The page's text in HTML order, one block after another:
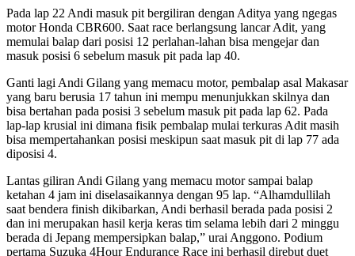
Pada lap 22 Andi masuk pit bergiliran dengan Aditya yang ngegas
motor Honda CBR600. Saat race berlangsung lancar Adit, yang
memulai balap dari posisi 12 perlahan-lahan bisa mengejar dan
masuk posisi 6 sebelum masuk pit pada lap 40.
Ganti lagi Andi Gilang yang memacu motor, pembalap asal Makasar
yang baru berusia 17 tahun ini mempu menunjukkan skilnya dan
bisa bertahan pada posisi 3 sebelum masuk pit pada lap 62. Pada
lap-lap krusial ini dimana fisik pembalap mulai terkuras Adit masih
bisa mempertahankan posisi meskipun saat masuk pit di lap 77 ada
diposisi 4.
Lantas giliran Andi Gilang yang memacu motor sampai balap
ketahan 4 jam ini diselasaikannya dengan 95 lap. “Alhamdullilah
saat bendera finish dikibarkan, Andi berhasil berada pada posisi 2
dan ini merupakan hasil kerja keras tim selama lebih dari 2 minggu
berada di Jepang mempersipkan balap,” urai Anggono. Podium
pertama Suzuka 4Hour Endurance Race ini berhasil direbut duet